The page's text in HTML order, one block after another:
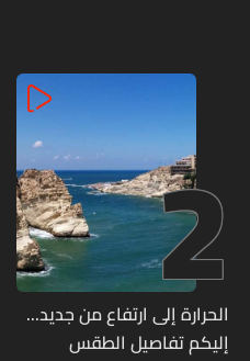
2
الحرارة إلى ارتفاع من جديد...
إليكم تفاصيل الطقس